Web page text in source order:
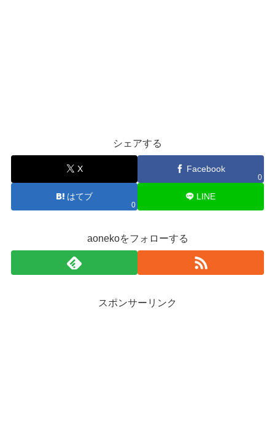
シェアする
X Facebook
0
はてブ
0
LINE
aonekoをフォローする
スポンサーリンク